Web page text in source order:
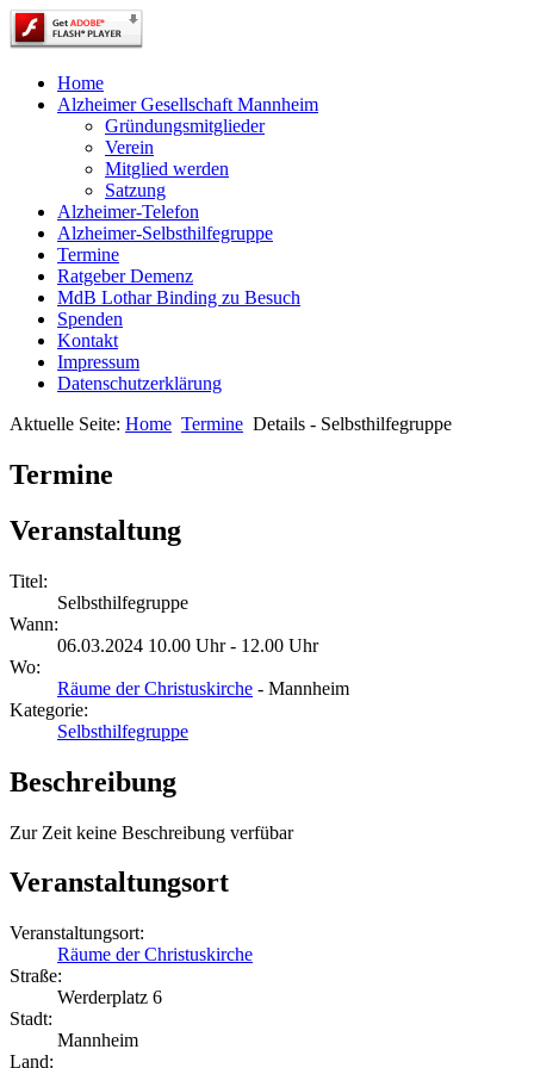
Home
Alzheimer Gesellschaft Mannheim
Gründungsmitglieder
Verein
Mitglied werden
Satzung
Alzheimer-Telefon
Alzheimer-Selbsthilfegruppe
Termine
Ratgeber Demenz
MdB Lothar Binding zu Besuch
Spenden
Kontakt
Impressum
Datenschutzerklärung
Aktuelle Seite: Home Termine Details - Selbsthilfegruppe
Termine
Veranstaltung
Titel:
Selbsthilfegruppe
Wann:
06.03.2024 10.00 Uhr - 12.00 Uhr
Wo:
Räume der Christuskirche - Mannheim
Kategorie:
Selbsthilfegruppe
Beschreibung
Zur Zeit keine Beschreibung verfübar
Veranstaltungsort
Veranstaltungsort:
Räume der Christuskirche
Straße:
Werderplatz 6
Stadt:
Mannheim
Land: